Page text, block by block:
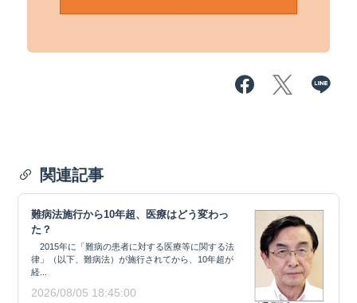
関連記事
難病法施行から10年超、医療はどう変わっ
た？
2015年に「難病の患者に対する医療等に関する法
律」（以下、難病法）が施行されてから、10年超が
経...
2026/08/05 18:45:00